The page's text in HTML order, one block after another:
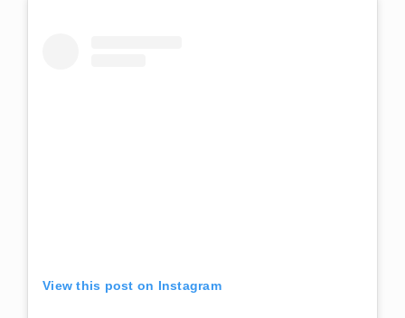
View this post on Instagram